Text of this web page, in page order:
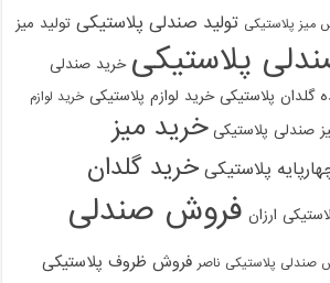
میز پلاستیکی تولید صندلی پلاستیکی تولید میز
پلاستیکی خرید صندلی
گلدان پلاستیکی خرید لوازم پلاستیکی خرید لوازم
صندلی پلاستیکی خرید میز
پلاستیکی خرید گلدان
ارزان فروش صندلی
صندلی پلاستیکی ناصر فروش ظروف پلاستیکی